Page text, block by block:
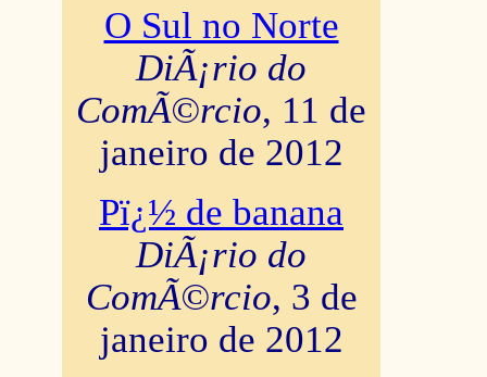
O Sul no Norte
DiÃ¡rio do
ComÃ©rcio, 11 de
janeiro de 2012
Pï¿½ de banana
DiÃ¡rio do
ComÃ©rcio, 3 de
janeiro de 2012